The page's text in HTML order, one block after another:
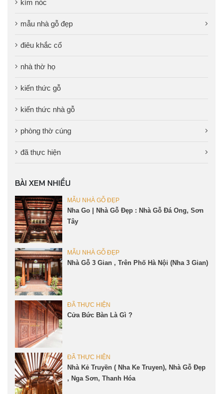
kìm nóc
mẫu nhà gỗ đẹp
điêu khắc cổ
nhà thờ họ
kiến thức gỗ
kiến thức nhà gỗ
phòng thờ cúng
đã thực hiện
BÀI XEM NHIỀU
MẪU NHÀ GỖ ĐẸP
Nha Go | Nhà Gỗ Đẹp : Nhà Gỗ Đá Ong, Sơn
Tây
MẪU NHÀ GỖ ĐẸP
Nhà Gỗ 3 Gian , Trên Phố Hà Nội (Nha 3 Gian)
ĐÃ THỰC HIỆN
Cửa Bức Bàn Là Gì ?
ĐÃ THỰC HIỆN
Nhà Kẻ Truyền ( Nha Ke Truyen), Nhà Gỗ Đẹp
, Nga Sơn, Thanh Hóa